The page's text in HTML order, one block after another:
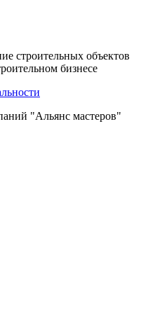
строительных объектов
бизнесе
"Альянс мастеров"